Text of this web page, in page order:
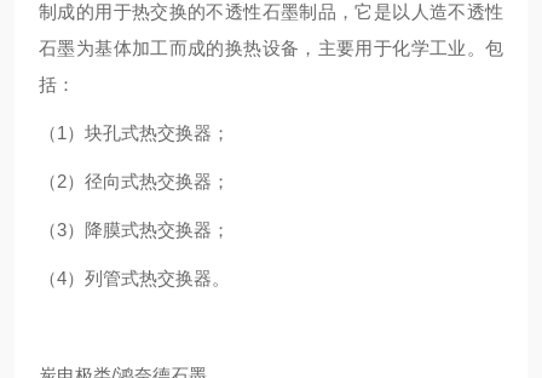
制成的用于热交换的不透性石墨制品，它是以人造不透性
石墨为基体加工而成的换热设备，主要用于化学工业。包
括：
（1）块孔式热交换器；
（2）径向式热交换器；
（3）降膜式热交换器；
（4）列管式热交换器。